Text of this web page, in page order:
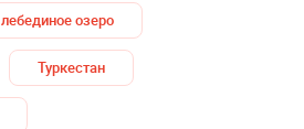
лебединое озеро
Туркестан